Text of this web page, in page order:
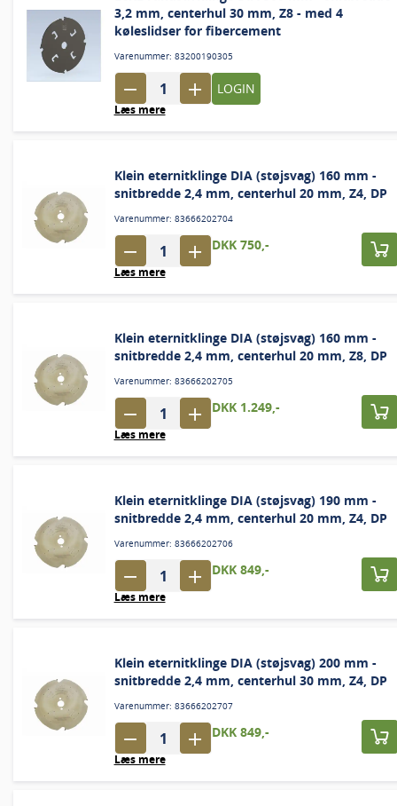
3,2 mm, centerhul 30 mm, Z8 - med 4
køleslidser for fibercement
Varenummer: 83200190305
LOGIN
Læs mere
Klein eternitklinge DIA (støjsvag) 160 mm -
snitbredde 2,4 mm, centerhul 20 mm, Z4, DP
Varenummer: 83666202704
DKK 750,-
Læs mere
Klein eternitklinge DIA (støjsvag) 160 mm -
snitbredde 2,4 mm, centerhul 20 mm, Z8, DP
Varenummer: 83666202705
DKK 1.249,-
Læs mere
Klein eternitklinge DIA (støjsvag) 190 mm -
snitbredde 2,4 mm, centerhul 20 mm, Z4, DP
Varenummer: 83666202706
DKK 849,-
Læs mere
Klein eternitklinge DIA (støjsvag) 200 mm -
snitbredde 2,4 mm, centerhul 30 mm, Z4, DP
Varenummer: 83666202707
DKK 849,-
Læs mere